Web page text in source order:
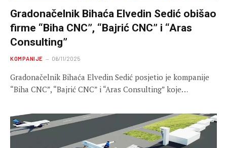
Gradonačelnik Bihaća Elvedin Sedić obišao
firme “Biha CNC”, “Bajrić CNC” i “Aras
Consulting”
KOMPANIJE 06/11/2025
Gradonačelnik Bihaća Elvedin Sedić posjetio je kompanije
“Biha CNC”, “Bajrić CNC” i “Aras Consulting” koje…